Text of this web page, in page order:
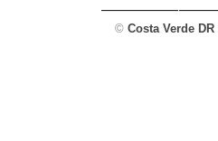
© Costa Verde DR